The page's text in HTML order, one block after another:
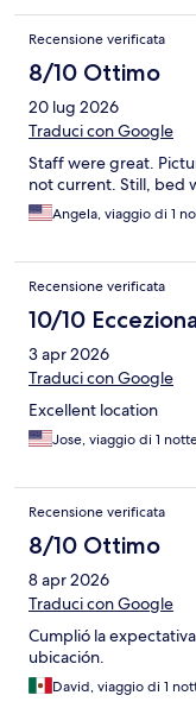
Recensione verificata
8/10 Ottimo
20 lug 2026
Traduci con Google
Staff were great.
not current. Still, bed
Angela, viaggio di 1
Recensione verificata
10/10
3 apr 2026
Traduci con Google
Excellent location
Jose, viaggio di 1
Recensione verificata
8/10 Ottimo
8 apr 2026
Traduci con Google
Cumplió la
ubicación.
David, viaggio di 1